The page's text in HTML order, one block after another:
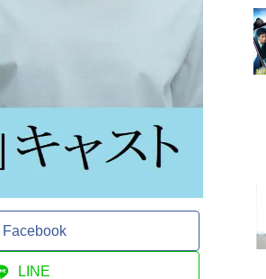
Facebook
LINE